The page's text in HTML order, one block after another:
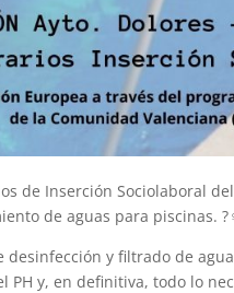
de Inserción Sociolaboral
de aguas para piscinas.
desinfección y filtrado de
PH y, en definitiva, todo lo